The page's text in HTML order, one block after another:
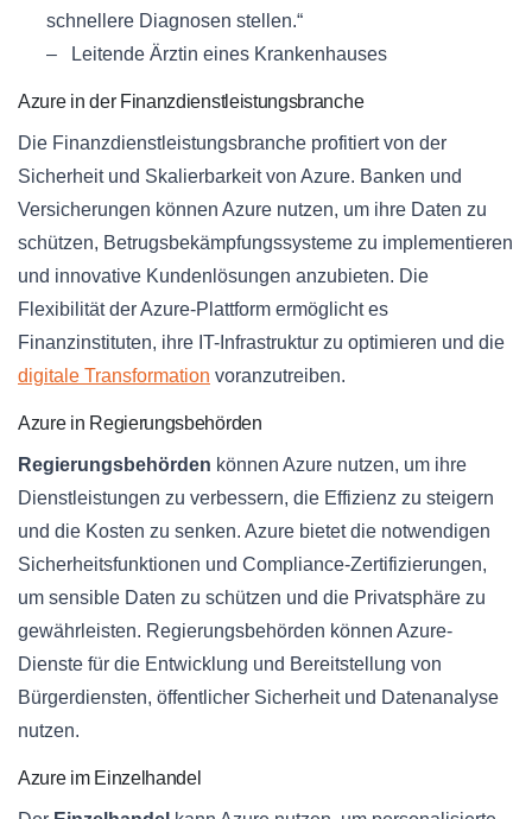
schnellere Diagnosen stellen.“
– Leitende Ärztin eines Krankenhauses
Azure in der Finanzdienstleistungsbranche
Die Finanzdienstleistungsbranche profitiert von der
Sicherheit und Skalierbarkeit von Azure. Banken und
Versicherungen können Azure nutzen, um ihre Daten zu
schützen, Betrugsbekämpfungssysteme zu implementieren
und innovative Kundenlösungen anzubieten. Die
Flexibilität der Azure-Plattform ermöglicht es
Finanzinstituten, ihre IT-Infrastruktur zu optimieren und die
digitale Transformation voranzutreiben.
Azure in Regierungsbehörden
Regierungsbehörden können Azure nutzen, um ihre
Dienstleistungen zu verbessern, die Effizienz zu steigern
und die Kosten zu senken. Azure bietet die notwendigen
Sicherheitsfunktionen und Compliance-Zertifizierungen,
um sensible Daten zu schützen und die Privatsphäre zu
gewährleisten. Regierungsbehörden können Azure-
Dienste für die Entwicklung und Bereitstellung von
Bürgerdiensten, öffentlicher Sicherheit und Datenanalyse
nutzen.
Azure im Einzelhandel